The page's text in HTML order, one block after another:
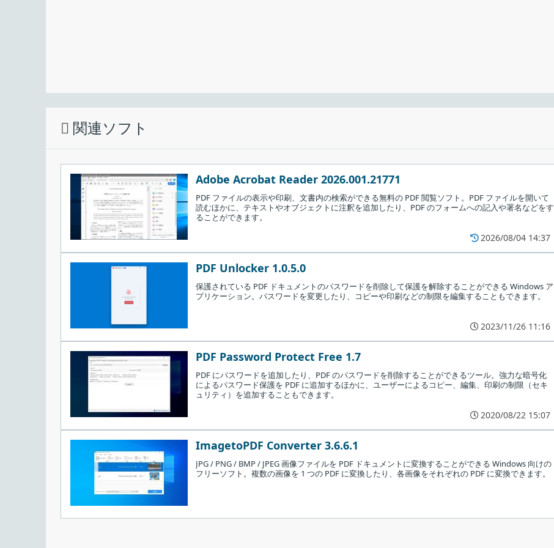
追加のタスクを設定して［ Next ］をクリックします。
関連ソフト
Adobe Acrobat Reader 2026.001.21771
PDF ファイルの表示や印刷、文書内の検索ができる無料の PDF 閲覧ソフト。PDF ファイルを開いて
読むほかに、テキストやオブジェクトに注釈を追加したり、PDF のフォームへの記入や署名などをす
ることができます。
2026/08/04 14:37
PDF Unlocker 1.0.5.0
保護されている PDF ドキュメントのパスワードを削除して保護を解除することができる Windows ア
プリケーション。パスワードを変更したり、コピーや印刷などの制限を編集することもできます。
2023/11/26 11:16
PDF Password Protect Free 1.7
PDF にパスワードを追加したり、PDF のパスワードを削除することができるツール。強力な暗号化
によるパスワード保護を PDF に追加するほかに、ユーザーによるコピー、編集、印刷の制限（セキ
ュリティ）を追加することもできます。
2020/08/22 15:07
ImagetoPDF Converter 3.6.6.1
JPG / PNG / BMP / JPEG 画像ファイルを PDF ドキュメントに変換することができる Windows 向けの
フリーソフト。複数の画像を 1 つの PDF に変換したり、各画像をそれぞれの PDF に変換できます。